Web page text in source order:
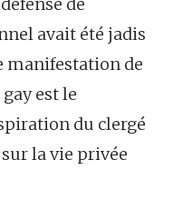
avait été jadis
manifestation de
est le
du clergé
la vie privée